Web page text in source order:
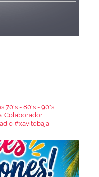
70's - 80's - 90's
Colaborador
#xavitobaja